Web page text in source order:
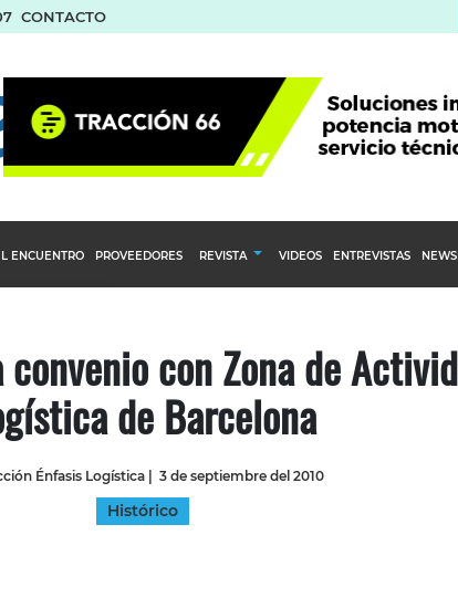
CONTACTO
del Agro
ENCUENTRO PROVEEDORES REVISTA VIDEOS ENTREVISTAS
con Zona de
de Barcelona
Énfasis Logística 3 de septiembre del 2010
Histórico